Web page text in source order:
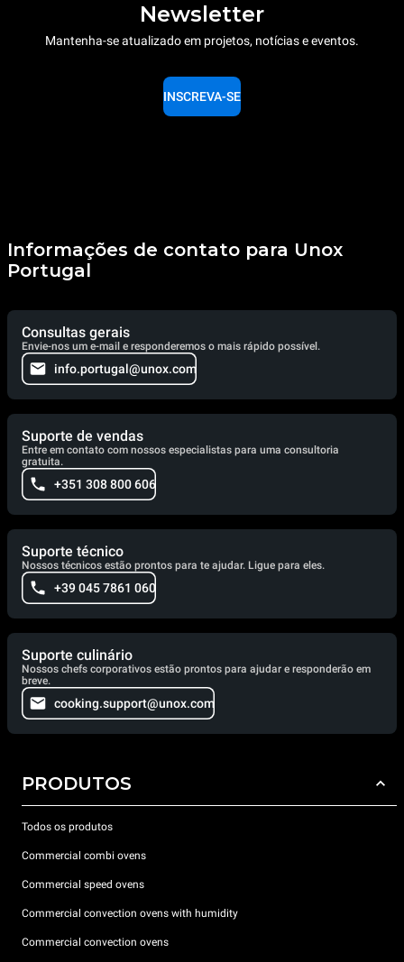
Newsletter
Mantenha-se atualizado em projetos, notícias e eventos.
INSCREVA-SE
Informações de contato para Unox
Portugal
Consultas gerais
Envie-nos um e-mail e responderemos o mais rápido possível.
info.portugal@unox.com
Suporte de vendas
Entre em contato com nossos especialistas para uma consultoria
gratuita.
+351 308 800 606
Suporte técnico
Nossos técnicos estão prontos para te ajudar. Ligue para eles.
+39 045 7861 060
Suporte culinário
Nossos chefs corporativos estão prontos para ajudar e responderão em
breve.
cooking.support@unox.com
PRODUTOS
Todos os produtos
Commercial combi ovens
Commercial speed ovens
Commercial convection ovens with humidity
Commercial convection ovens